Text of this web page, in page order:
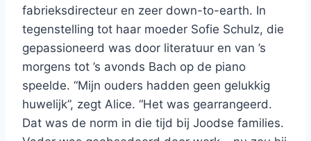
fabrieksdirecteur en zeer down-to-earth. In
tegenstelling tot haar moeder Sofie Schulz, die
gepassioneerd was door literatuur en van ’s
morgens tot ’s avonds Bach op de piano
speelde. “Mijn ouders hadden geen gelukkig
huwelijk”, zegt Alice. “Het was gearrangeerd.
Dat was de norm in die tijd bij Joodse families.